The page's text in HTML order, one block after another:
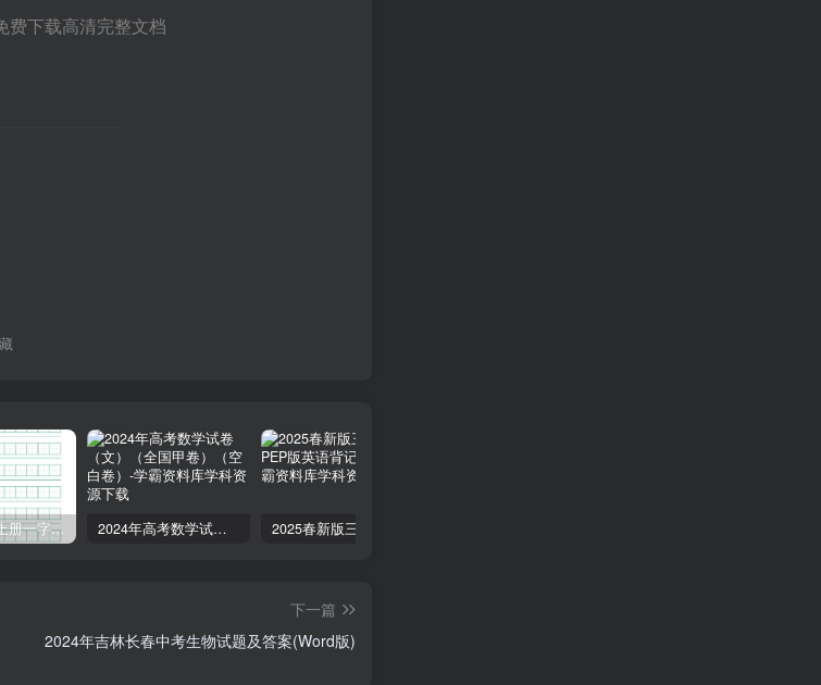
费下载高清完整文档
三年级语文上册一字三描红写字表字帖 2024年高考数学试卷（文）（全国甲卷）（空白卷）
下一篇
2024年吉林长春中考生物试题及答案(Word版)